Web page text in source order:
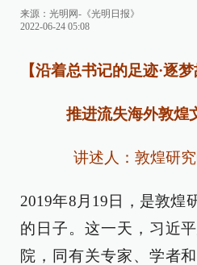
来源： 光明网-《光明日报》
2022-06-24 05:08
【沿着总书记的足迹·逐梦
推进流失海外敦煌
讲述人：敦煌研
2019年8月19日，是敦煌
的日子。这一天，习近
院，同有关专家、学者